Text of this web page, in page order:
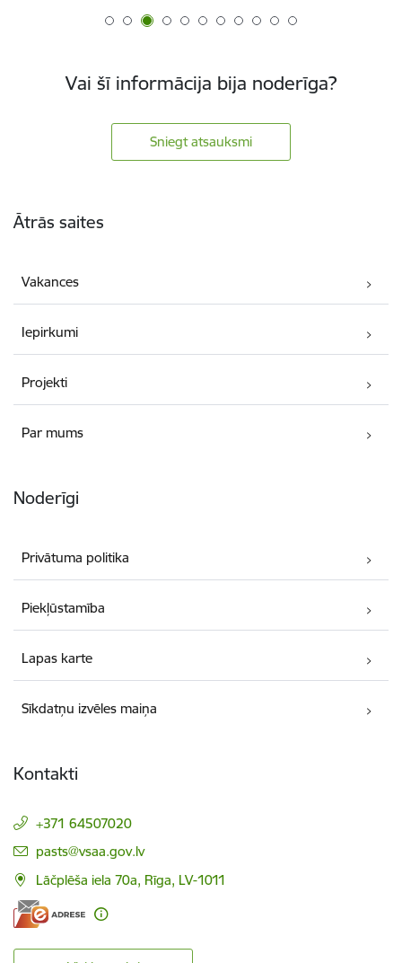
Vai šī informācija bija noderīga?
Sniegt atsauksmi
Ātrās saites
Vakances
Iepirkumi
Projekti
Par mums
Noderīgi
Privātuma politika
Piekļūstamība
Lapas karte
Sīkdatņu izvēles maiņa
Kontakti
+371 64507020
E-pasts:
pasts@vsaa.gov.lv
Lāčplēša iela 70a, Rīga, LV-1011